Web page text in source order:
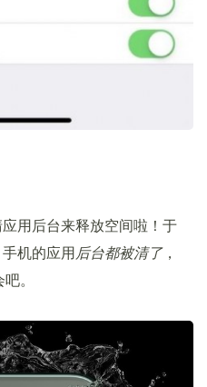
用后台来释放空间啦！于
机的应用后台都被清了，
。